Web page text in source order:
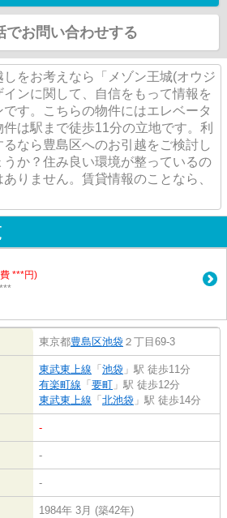
でお問い合わせする
をお考えなら「メゾン王城(オウジ
インに関して、自信をもって情報を
す。こちらの物件にはエレベータ
は駅まで徒歩11分の立地です。利
なら豊島区へのお引越をご検討し
か？住み良い環境が整っているの
りません。賃貸情報のことなら、
***円)
東京都豊島区池袋 ２丁目69-3
東武東上線 「 池袋 」駅 徒歩11分
有楽町線 「 要町 」駅 徒歩12分
東武東上線 「 北池袋 」駅 徒歩14分
-
-
-
1984年 3月 (築42年)